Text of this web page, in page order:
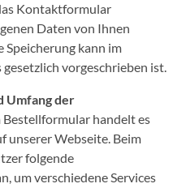
Kontaktformular
Daten von Ihnen
Speicherung kann im
vorgeschrieben ist.
Umfang der
Bestellformular handelt es
unserer Webseite. Beim
folgende
um verschiedene Services